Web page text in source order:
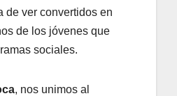
de ver convertidos en
de los jóvenes que
sociales.
, nos unimos al